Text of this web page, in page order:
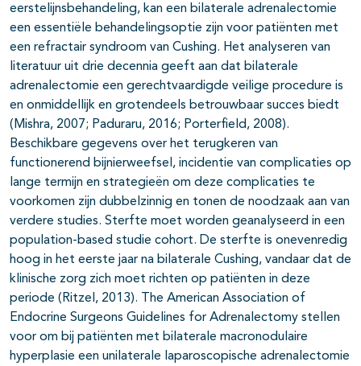
eerstelijnsbehandeling, kan een bilaterale adrenalectomie
een essentiële behandelingsoptie zijn voor patiënten met
een refractair syndroom van Cushing. Het analyseren van
literatuur uit drie decennia geeft aan dat bilaterale
adrenalectomie een gerechtvaardigde veilige procedure is
en onmiddellijk en grotendeels betrouwbaar succes biedt
(Mishra, 2007; Paduraru, 2016; Porterfield, 2008).
Beschikbare gegevens over het terugkeren van
functionerend bijnierweefsel, incidentie van complicaties op
lange termijn en strategieën om deze complicaties te
voorkomen zijn dubbelzinnig en tonen de noodzaak aan van
verdere studies. Sterfte moet worden geanalyseerd in een
population-based studie cohort. De sterfte is onevenredig
hoog in het eerste jaar na bilaterale Cushing, vandaar dat de
klinische zorg zich moet richten op patiënten in deze
periode (Ritzel, 2013). The American Association of
Endocrine Surgeons Guidelines for Adrenalectomy stellen
voor om bij patiënten met bilaterale macronodulaire
hyperplasie een unilaterale laparoscopische adrenalectomie